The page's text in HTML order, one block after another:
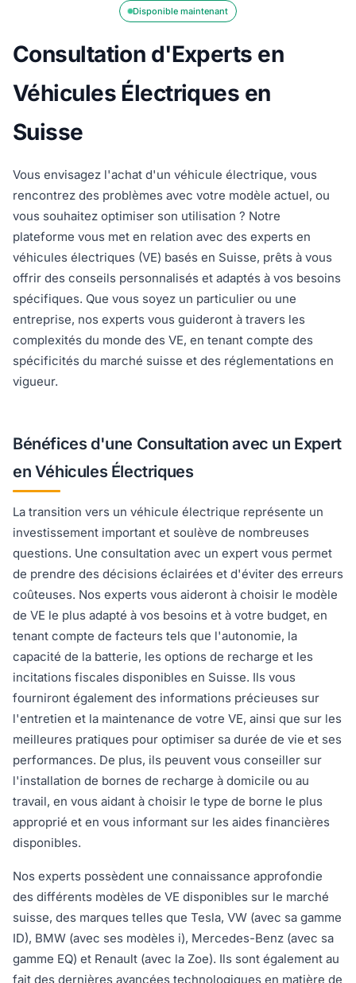
Disponible maintenant
Consultation d'Experts en
Véhicules Électriques en
Suisse
Vous envisagez l'achat d'un véhicule électrique, vous
rencontrez des problèmes avec votre modèle actuel, ou
vous souhaitez optimiser son utilisation ? Notre
plateforme vous met en relation avec des experts en
véhicules électriques (VE) basés en Suisse, prêts à vous
offrir des conseils personnalisés et adaptés à vos besoins
spécifiques. Que vous soyez un particulier ou une
entreprise, nos experts vous guideront à travers les
complexités du monde des VE, en tenant compte des
spécificités du marché suisse et des réglementations en
vigueur.
Bénéfices d'une Consultation avec un Expert
en Véhicules Électriques
La transition vers un véhicule électrique représente un
investissement important et soulève de nombreuses
questions. Une consultation avec un expert vous permet
de prendre des décisions éclairées et d'éviter des erreurs
coûteuses. Nos experts vous aideront à choisir le modèle
de VE le plus adapté à vos besoins et à votre budget, en
tenant compte de facteurs tels que l'autonomie, la
capacité de la batterie, les options de recharge et les
incitations fiscales disponibles en Suisse. Ils vous
fourniront également des informations précieuses sur
l'entretien et la maintenance de votre VE, ainsi que sur les
meilleures pratiques pour optimiser sa durée de vie et ses
performances. De plus, ils peuvent vous conseiller sur
l'installation de bornes de recharge à domicile ou au
travail, en vous aidant à choisir le type de borne le plus
approprié et en vous informant sur les aides financières
disponibles.
Nos experts possèdent une connaissance approfondie
des différents modèles de VE disponibles sur le marché
suisse, des marques telles que Tesla, VW (avec sa gamme
ID), BMW (avec ses modèles i), Mercedes-Benz (avec sa
gamme EQ) et Renault (avec la Zoe). Ils sont également au
fait des dernières avancées technologiques en matière de